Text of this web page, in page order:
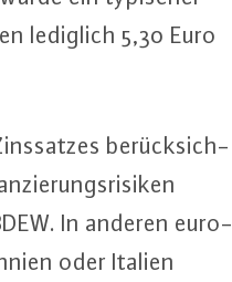
lediglich 5,30 Euro
be­rück­sich­
In anderen eu­ro­
oder Italien